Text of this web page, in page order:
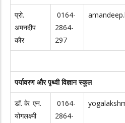
प्रो.
अमनदीप
कौर
0164-
2864-
297
पर्यावरण और पृथ्वी विज्ञान स्कूल
डॉ. के. एन.
योगलक्ष्मी
0164-
2864-